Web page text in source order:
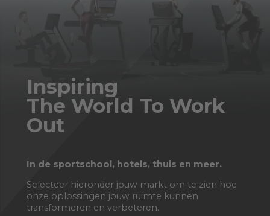
Inspiring
The World To Work
Out
In de sportschool, hotels, thuis en meer.
Selecteer hieronder jouw markt om te zien hoe
onze oplossingen jouw ruimte kunnen
transformeren en verbeteren.